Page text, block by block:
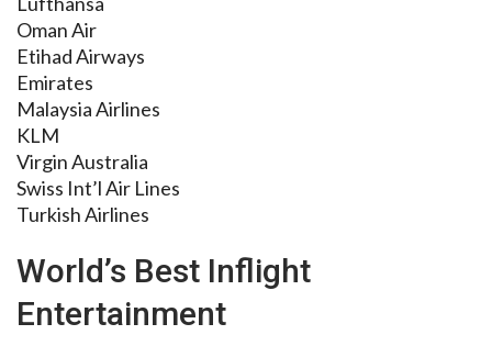
Oman Air
Etihad Airways
Emirates
Malaysia Airlines
KLM
Virgin Australia
Swiss Int’l Air Lines
Turkish Airlines
World’s Best Inflight
Entertainment